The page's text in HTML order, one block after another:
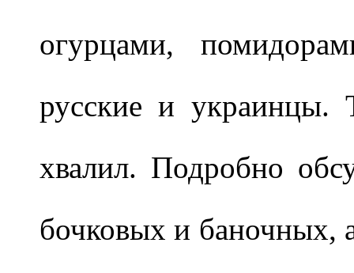
огурцами,
русские и украинцы.
хвалил. Подробно
бочковых и баночных,